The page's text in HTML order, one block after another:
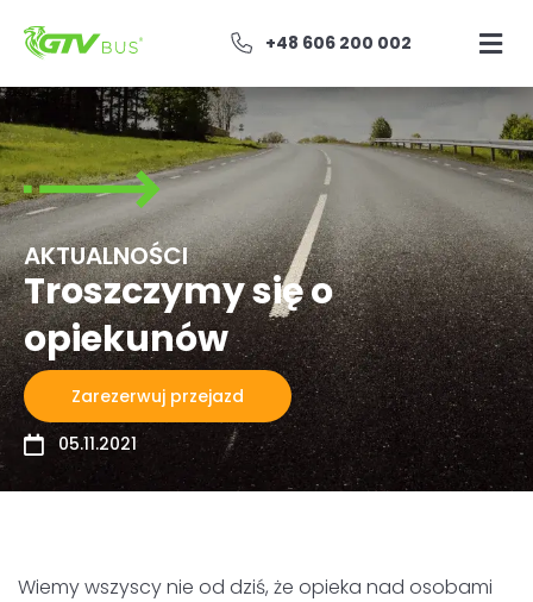
+48 606 200 002
AKTUALNOŚCI
Troszczymy się o
opiekunów
Zarezerwuj przejazd
05.11.2021
Wiemy wszyscy nie od dziś, że opieka nad osobami